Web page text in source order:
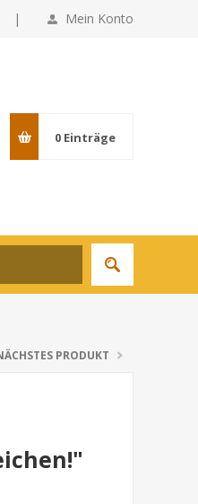
Mein Konto
|
0 Einträge
PRODUKT